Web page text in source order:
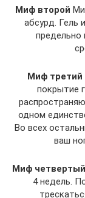
Миф второй
абсурд. Гель
предельно
Миф третий
покрытие
одном
Во всех
ваш
Миф четвертый
4 недель.